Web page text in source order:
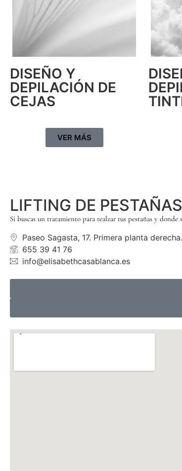
DISEÑO Y
DEPILACIÓN DE
CEJAS
VER MÁS
LIFTING DE
Si buscas un tratamiento para realzar tus pestañas y
Paseo Sagasta, 17. Primera planta
655 39 41 76
info@elisabethcasablanca.es